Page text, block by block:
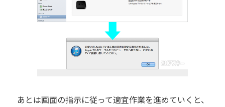
あとは画面の指示に従って適宜作業を進めていくと、